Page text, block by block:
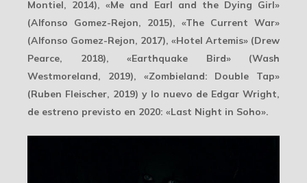
Montiel, 2014), «Me and Earl and the Dying Girl»
(Alfonso Gomez-Rejon, 2015), «The Current War»
(Alfonso Gomez-Rejon, 2017), «Hotel Artemis» (Drew
Pearce, 2018), «Earthquake Bird» (Wash
Westmoreland, 2019), «Zombieland: Double Tap»
(Ruben Fleischer, 2019) y lo nuevo de Edgar Wright,
de estreno previsto en 2020: «Last Night in Soho».